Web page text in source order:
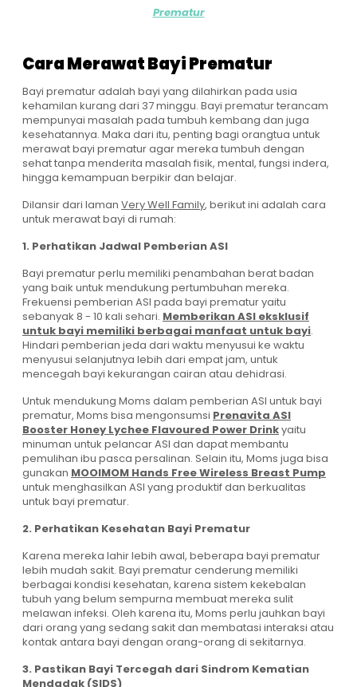
Prematur
Cara Merawat Bayi Prematur
Bayi prematur adalah bayi yang dilahirkan pada usia
kehamilan kurang dari 37 minggu. Bayi prematur terancam
mempunyai masalah pada tumbuh kembang dan juga
kesehatannya. Maka dari itu, penting bagi orangtua untuk
merawat bayi prematur agar mereka tumbuh dengan
sehat tanpa menderita masalah fisik, mental, fungsi indera,
hingga kemampuan berpikir dan belajar.
Dilansir dari laman Very Well Family, berikut ini adalah cara
untuk merawat bayi di rumah:
1. Perhatikan Jadwal Pemberian ASI
Bayi prematur perlu memiliki penambahan berat badan
yang baik untuk mendukung pertumbuhan mereka.
Frekuensi pemberian ASI pada bayi prematur yaitu
sebanyak 8 - 10 kali sehari. Memberikan ASI eksklusif
untuk bayi memiliki berbagai manfaat untuk bayi.
Hindari pemberian jeda dari waktu menyusui ke waktu
menyusui selanjutnya lebih dari empat jam, untuk
mencegah bayi kekurangan cairan atau dehidrasi.
Untuk mendukung Moms dalam pemberian ASI untuk bayi
prematur, Moms bisa mengonsumsi Prenavita ASI
Booster Honey Lychee Flavoured Power Drinkyaitu
minuman untuk pelancar ASI dan dapat membantu
pemulihan ibu pasca persalinan. Selain itu, Moms juga bisa
gunakan MOOIMOM Hands Free Wireless Breast Pump
untuk menghasilkan ASI yang produktif dan berkualitas
untuk bayi prematur.
2. Perhatikan Kesehatan Bayi Prematur
Karena mereka lahir lebih awal, beberapa bayi prematur
lebih mudah sakit. Bayi prematur cenderung memiliki
berbagai kondisi kesehatan, karena sistem kekebalan
tubuh yang belum sempurna membuat mereka sulit
melawan infeksi. Oleh karena itu, Moms perlu jauhkan bayi
dari orang yang sedang sakit dan membatasi interaksi atau
kontak antara bayi dengan orang-orang di sekitarnya.
3. Pastikan Bayi Tercegah dari Sindrom Kematian
Mendadak (SIDS)